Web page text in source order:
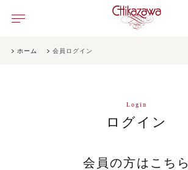
ホーム 会員ログイン
Login
ログイン
会員の方はこちら